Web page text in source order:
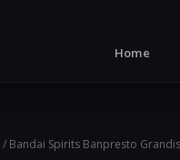
Home
/ Bandai Spirits Banpresto